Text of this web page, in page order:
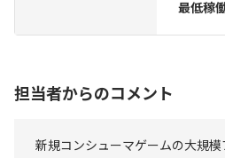
最低稼
担当者からのコメント
新規コンシューマゲームの大規模